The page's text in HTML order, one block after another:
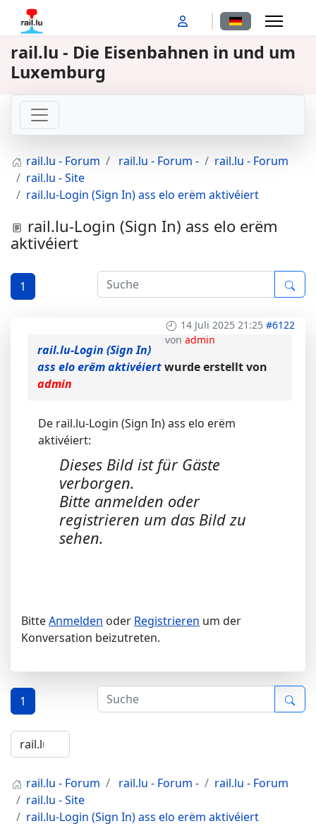
Sprache
rail.lu - Die Eisenbahnen in und um
Luxemburg
rail.lu - Forum rail.lu - Forum -
rail.lu - Forum
rail.lu - Site
rail.lu-Login (Sign In) ass elo erëm aktivéiert
rail.lu-Login (Sign In) ass elo erëm
aktivéiert
1
14 Juli 2025 21:25 #6122
von admin
rail.lu-Login (Sign In)
ass elo erëm aktivéiertwurde erstellt von
admin
De rail.lu-Login (Sign In) ass elo erëm
aktivéiert:
Dieses Bild ist für Gäste
verborgen.
Bitte anmelden oder
registrieren um das Bild zu
sehen.
BitteAnmelden oder Registrieren um der
Konversation beizutreten.
1
rail.lu - Forum rail.lu - Forum -
rail.lu - Forum
rail.lu - Site
rail.lu-Login (Sign In) ass elo erëm aktivéiert